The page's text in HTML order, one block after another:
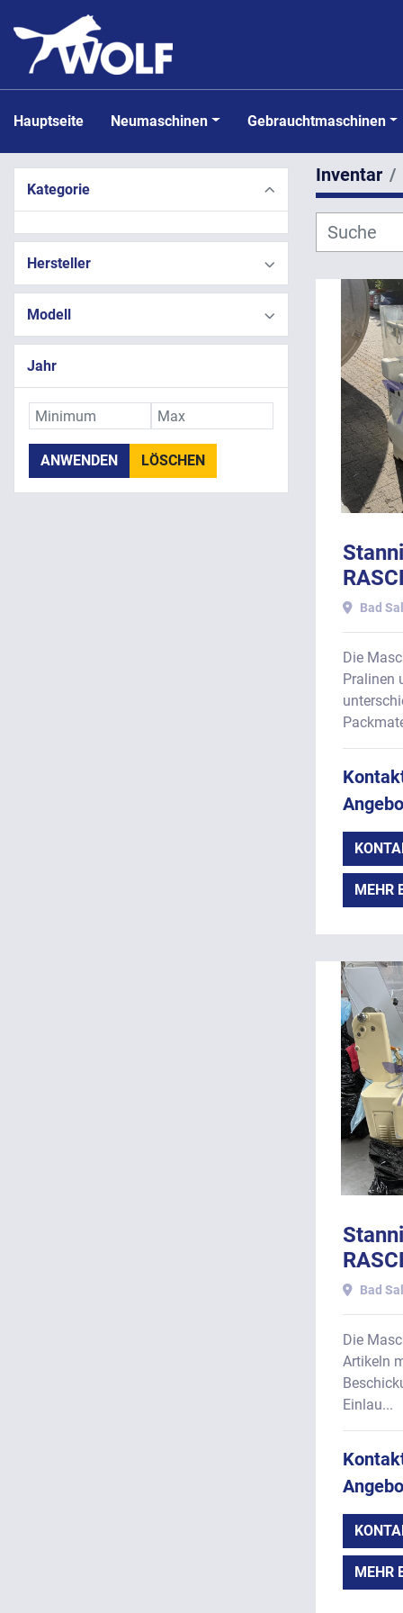
Hauptseite Neumaschinen Gebrauchtmaschinen
Kategorie
Hersteller
Modell
Jahr
ANWENDEN LÖSCHEN
Inventar
Bad
Die
Pralinen
MEHR
Bad
Die
Artikeln
Einlau...
MEHR